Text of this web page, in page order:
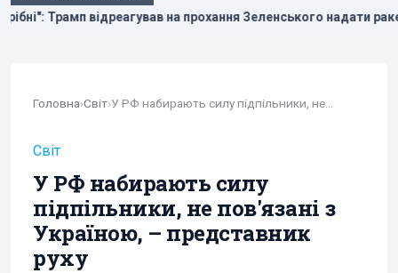
прохання Зеленського надати ракети до Patriot Атака
Головна›Світ›
Світ
У РФ набирають силу
підпільники, не пов'язані з
Україною, – представник
руху